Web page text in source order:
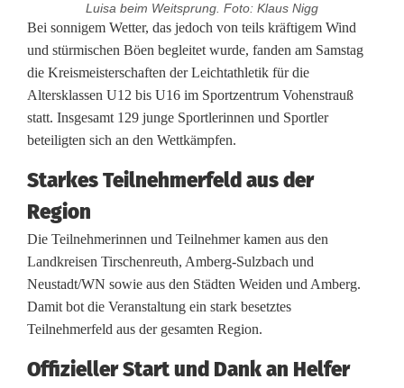
Luisa beim Weitsprung. Foto: Klaus Nigg
R
e
k
o
r
d
j
u
b
e
l
Bei sonnigem Wetter, das jedoch von teils kräftigem Wind
und stürmischen Böen begleitet wurde, fanden am Samstag
die Kreismeisterschaften der Leichtathletik für die
Altersklassen U12 bis U16 im Sportzentrum Vohenstrauß
statt. Insgesamt 129 junge Sportlerinnen und Sportler
beteiligten sich an den Wettkämpfen.
Starkes Teilnehmerfeld aus der
Region
Die Teilnehmerinnen und Teilnehmer kamen aus den
Landkreisen Tirschenreuth, Amberg-Sulzbach und
Neustadt/WN sowie aus den Städten Weiden und Amberg.
Damit bot die Veranstaltung ein stark besetztes
Teilnehmerfeld aus der gesamten Region.
Offizieller Start und Dank an Helfer